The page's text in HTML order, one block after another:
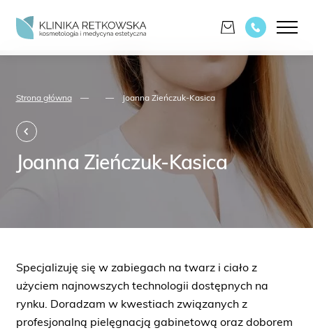
Strona główna — — Joanna Zieńczuk-Kasica
Joanna Zieńczuk-Kasica
Specjalizuję się w zabiegach na twarz i ciało z
użyciem najnowszych technologii dostępnych na
rynku. Doradzam w kwestiach związanych z
profesjonalną pielęgnacją gabinetową oraz doborem